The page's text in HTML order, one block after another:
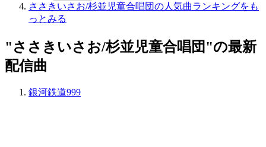
ささきいさお/杉並児童合唱団の人気曲ランキングをも
っとみる
"ささきいさお/杉並児童合唱団"の最新
配信曲
銀河鉄道999